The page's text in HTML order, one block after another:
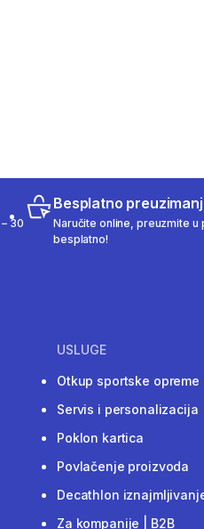
30
Besplatno
Naručite online, preuzmite u
besplatno!
USLUGE
Otkup sportske opreme
Servis i personalizacija
Poklon kartica
Povlačenje proizvoda
Decathlon
Za kompanije | B2B